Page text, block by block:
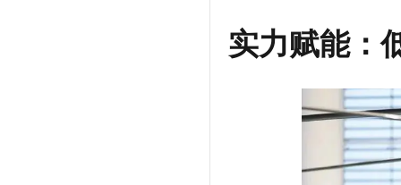
实力赋能：